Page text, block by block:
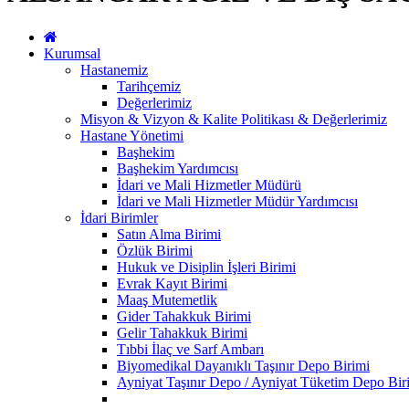
Kurumsal
Hastanemiz
Tarihçemiz
Değerlerimiz
Misyon & Vizyon & Kalite Politikası & Değerlerimiz
Hastane Yönetimi
Başhekim
Başhekim Yardımcısı
İdari ve Mali Hizmetler Müdürü
İdari ve Mali Hizmetler Müdür Yardımcısı
İdari Birimler
Satın Alma Birimi
Özlük Birimi
Hukuk ve Disiplin İşleri Birimi
Evrak Kayıt Birimi
Maaş Mutemetlik
Gider Tahakkuk Birimi
Gelir Tahakkuk Birimi
Tıbbi İlaç ve Sarf Ambarı
Biyomedikal Dayanıklı Taşınır Depo Birimi
Ayniyat Taşınır Depo / Ayniyat Tüketim Depo